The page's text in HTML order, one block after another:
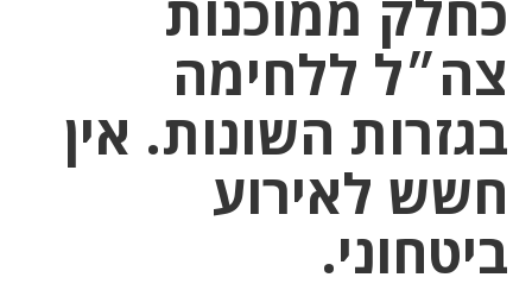
צה״ל ללחימה
בגזרות השונות. אין
חשש לאירוע
ביטחוני.